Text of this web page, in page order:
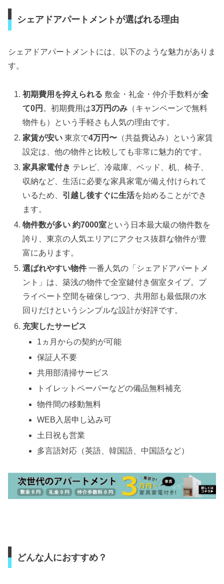
シェアドアパートメントが選ばれる理由
シェアドアパートメントには、以下のような魅力がありま
す。
初期費用を抑えられる 敷金・礼金・仲介手数料が全
て0円 。初期費用は3万円のみ （キャンペーンで無料
物件も）という手軽さも人気の理由です。
家賃が安い 東京で4万円〜 （共益費込み）という家賃
設定は、他の物件と比較しても非常に魅力的です。
家具家電付き テレビ、冷蔵庫、ベッド、机、椅子、
収納など、生活に必要な家具家電が備え付けられて
いるため、 引越し後すぐに生活を始めることができ
ます。
物件数が多い 約7000室という日本最大級の物件数を
誇り、東京の人気エリアにアクセス抜群な物件が豊
富にあります。
選ばれやすい物件一番人気の「シェアドアパートメ
ント」は、築浅の物件で全室鍵付き個室タイプ。プ
ライベート空間を確保しつつ、共用部も最低限の水
回りだけというシンプルな設計が好評です。
充実したサービス
1ヵ月からの契約が可能
保証人不要
共用部清掃サービス
トイレットペーパーなどの備品無料補充
物件間の移動無料
WEB入居申し込み可
土日祝も営業
多言語対応（英語、韓国語、中国語など）
どんな人におすすめ？